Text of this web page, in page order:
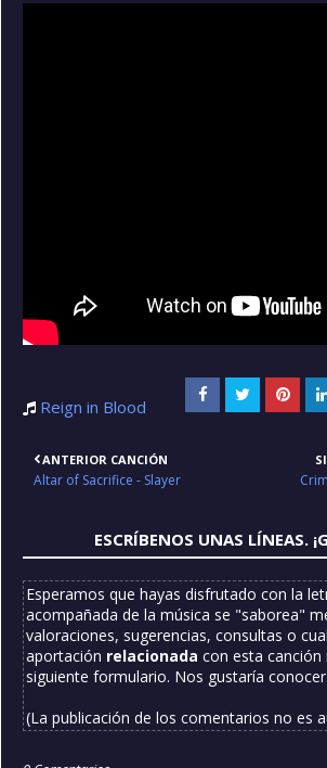
Reign in Blood
ANTERIOR CANCIÓN
Altar of Sacrifice - Slayer
ESCRÍBENOS UNAS LÍNEAS.
Esperamos que hayas disfrutado con la
acompañada de la música se "saborea"
valoraciones, sugerencias, consultas o
aportación relacionada con esta canción
siguiente formulario. Nos gustaría
(La publicación de los comentarios no es